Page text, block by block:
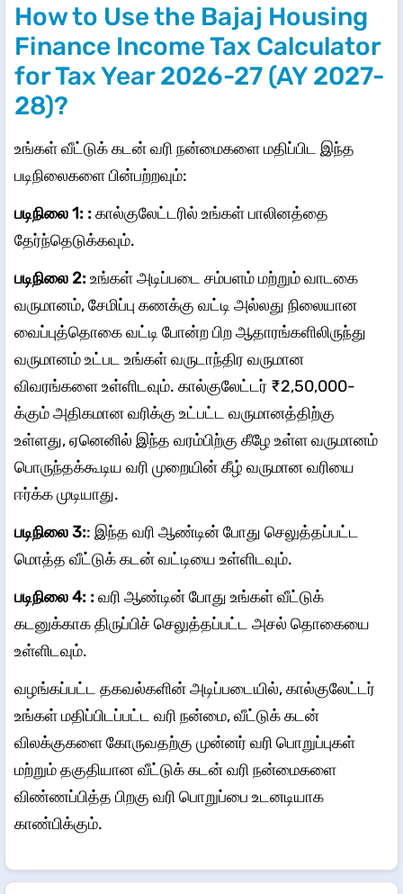
How to Use the Bajaj Housing
Finance Income Tax Calculator
for Tax Year 2026-27 (AY 2027-
28)?
உங்கள் வீட்டுக் கடன் வரி நன்மைகளை மதிப்பிட இந்த
படிநிலைகளை பின்பற்றவும்:
படிநிலை 1: :கால்குலேட்டரில் உங்கள் பாலினத்தை
தேர்ந்தெடுக்கவும்.
படிநிலை 2:உங்கள் அடிப்படை சம்பளம் மற்றும் வாடகை
வருமானம், சேமிப்பு கணக்கு வட்டி அல்லது நிலையான
வைப்புத்தொகை வட்டி போன்ற பிற ஆதாரங்களிலிருந்து
வருமானம் உட்பட உங்கள் வருடாந்திர வருமான
விவரங்களை உள்ளிடவும். கால்குலேட்டர் ₹2,50,000-
க்கும் அதிகமான வரிக்கு உட்பட்ட வருமானத்திற்கு
உள்ளது, ஏனெனில் இந்த வரம்பிற்கு கீழே உள்ள வருமானம்
பொருந்தக்கூடிய வரி முறையின் கீழ் வருமான வரியை
ஈர்க்க முடியாது.
படிநிலை 3:: இந்த வரி ஆண்டின் போது செலுத்தப்பட்ட
மொத்த வீட்டுக் கடன் வட்டியை உள்ளிடவும்.
படிநிலை 4: :வரி ஆண்டின் போது உங்கள் வீட்டுக்
கடனுக்காக திருப்பிச் செலுத்தப்பட்ட அசல் தொகையை
உள்ளிடவும்.
வழங்கப்பட்ட தகவல்களின் அடிப்படையில், கால்குலேட்டர்
உங்கள் மதிப்பிடப்பட்ட வரி நன்மை, வீட்டுக் கடன்
விலக்குகளை கோருவதற்கு முன்னர் வரி பொறுப்புகள்
மற்றும் தகுதியான வீட்டுக் கடன் வரி நன்மைகளை
விண்ணப்பித்த பிறகு வரி பொறுப்பை உடனடியாக
காண்பிக்கும்.